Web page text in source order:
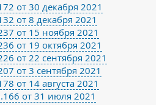
от 30 декабря 2021
от 8 декабря 2021
от 15 ноября 2021
от 19 октября 2021
от 22 сентября 2021
от 3 сентября 2021
от 14 августа 2021
от 31 июля 2021